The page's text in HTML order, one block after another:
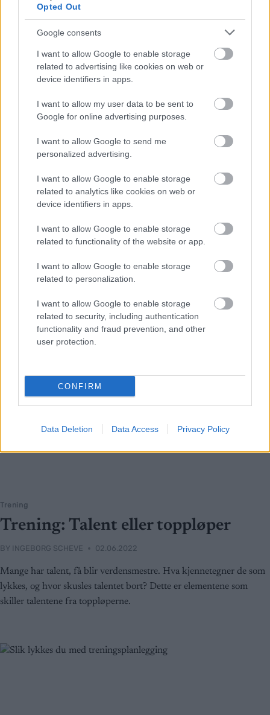
Opted Out
Google consents
I want to allow Google to enable storage
related to advertising like cookies on web or
device identifiers in apps.
I want to allow my user data to be sent to
Google for online advertising purposes.
I want to allow Google to send me
personalized advertising.
I want to allow Google to enable storage
related to analytics like cookies on web or
device identifiers in apps.
I want to allow Google to enable storage
related to functionality of the website or app.
I want to allow Google to enable storage
related to personalization.
I want to allow Google to enable storage
related to security, including authentication
functionality and fraud prevention, and other
user protection.
CONFIRM
Data Deletion Data Access Privacy Policy
Langrenn Allround|Trening
– Jeg har aldri trent så dårlig i
perioden mai-juni-juli noen gang
Så langt har sesongoppkjøringen vært en katastrofe for Kari Øyre
Planica til vinteren.
Trening
Trening: Talent eller toppløper
BY INGEBORG SCHEVE 02.06.2022
Mange har talent, få blir verdensmestre. Hva kjennetegner de som
lykkes, og hvor skusles talentet bort? Dette er elementene som
skiller talentene fra toppløperne.